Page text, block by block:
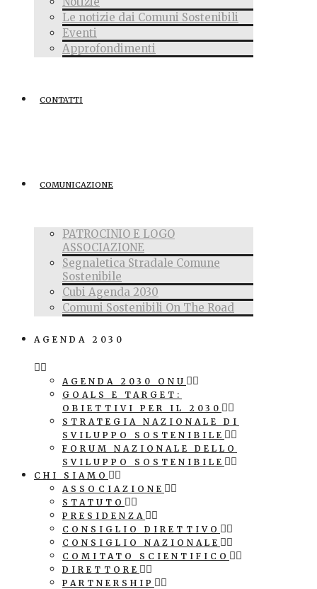
Le notizie dai Comuni Sostenibili
Eventi
Approfondimenti
CONTATTI
COMUNICAZIONE
PATROCINIO E LOGO
ASSOCIAZIONE
Segnaletica Stradale Comune
Sostenibile
Cubi Agenda 2030
Comuni Sostenibili On The Road
AGENDA 2030
AGENDA 2030 ONU
GOALS E TARGET:
OBIETTIVI PER IL 2030
STRATEGIA NAZIONALE DI
SVILUPPO SOSTENIBILE
FORUM NAZIONALE DELLO
SVILUPPO SOSTENIBILE
CHI SIAMO
ASSOCIAZIONE
STATUTO
PRESIDENZA
CONSIGLIO DIRETTIVO
CONSIGLIO NAZIONALE
COMITATO SCIENTIFICO
DIRETTORE
PARTNERSHIP